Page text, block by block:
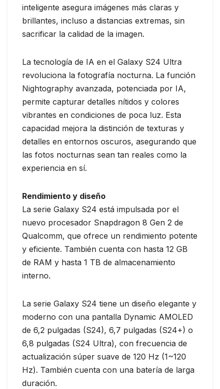
inteligente asegura imágenes más claras y
brillantes, incluso a distancias extremas, sin
sacrificar la calidad de la imagen.
La tecnología de IA en el Galaxy S24 Ultra
revoluciona la fotografía nocturna. La función
Nightography avanzada, potenciada por IA,
permite capturar detalles nítidos y colores
vibrantes en condiciones de poca luz. Esta
capacidad mejora la distinción de texturas y
detalles en entornos oscuros, asegurando que
las fotos nocturnas sean tan reales como la
experiencia en sí.
Rendimiento y diseño
La serie Galaxy S24 está impulsada por el
nuevo procesador Snapdragon 8 Gen 2 de
Qualcomm, que ofrece un rendimiento potente
y eficiente. También cuenta con hasta 12 GB
de RAM y hasta 1 TB de almacenamiento
interno.
La serie Galaxy S24 tiene un diseño elegante y
moderno con una pantalla Dynamic AMOLED
de 6,2 pulgadas (S24), 6,7 pulgadas (S24+) o
6,8 pulgadas (S24 Ultra), con frecuencia de
actualización súper suave de 120 Hz (1~120
Hz). También cuenta con una batería de larga
duración.